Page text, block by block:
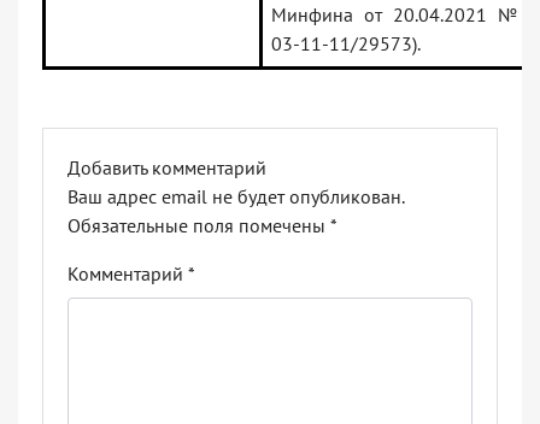
Минфина от 20.04.2021 №
03-11-11/29573).
Добавить комментарий
Ваш адрес email не будет опубликован.
Обязательные поля помечены *
Комментарий *